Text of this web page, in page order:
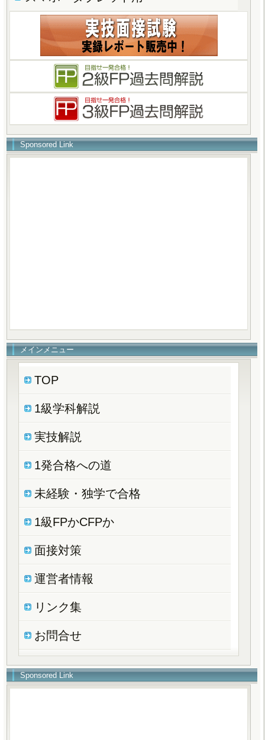
Sponsored Link
メインメニュー
TOP
1級学科解説
実技解説
1発合格への道
未経験・独学で合格
1級FPかCFPか
面接対策
運営者情報
リンク集
お問合せ
Sponsored Link